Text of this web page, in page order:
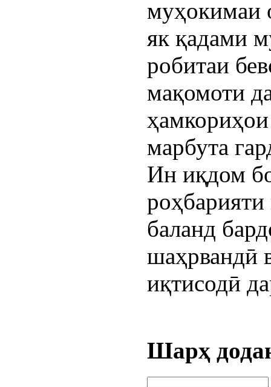
муҳокимаи
як қадами
робитаи
мақомоти
марбута
Ин иқдом
баланд
шаҳрвандӣ
иқтисодӣ
Шарҳ